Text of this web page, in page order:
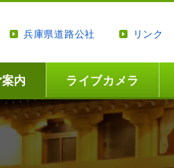
兵庫県道路公社 リンク
内 ライブカメラ